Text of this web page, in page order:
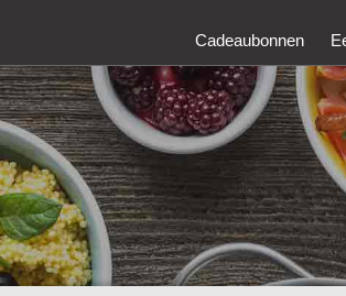
Cadeaubonnen